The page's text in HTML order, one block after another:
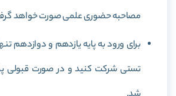
مصاحبه حضوری علمی صورت خواهد
برای ورود به پایه یازدهم و دوازدهم
تستی شرکت کنید و در صورت قبولی